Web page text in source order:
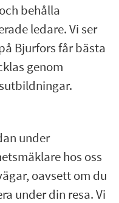
behålla
ledare. Vi ser
Bjurfors får bästa
genom
under
hos oss
oavsett om du
under din resa. Vi